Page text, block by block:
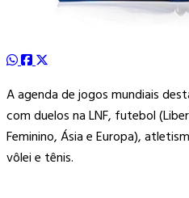
A agenda de jogos mundiais
com duelos na LNF, futebol
Feminino, Ásia e Europa),
vôlei e tênis.